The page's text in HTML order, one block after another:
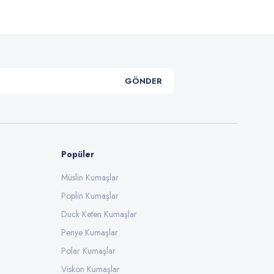
GÖNDER
Popüler
Müslin Kumaşlar
Poplin Kumaşlar
Duck Keten Kumaşlar
Penye Kumaşlar
Polar Kumaşlar
Viskon Kumaşlar